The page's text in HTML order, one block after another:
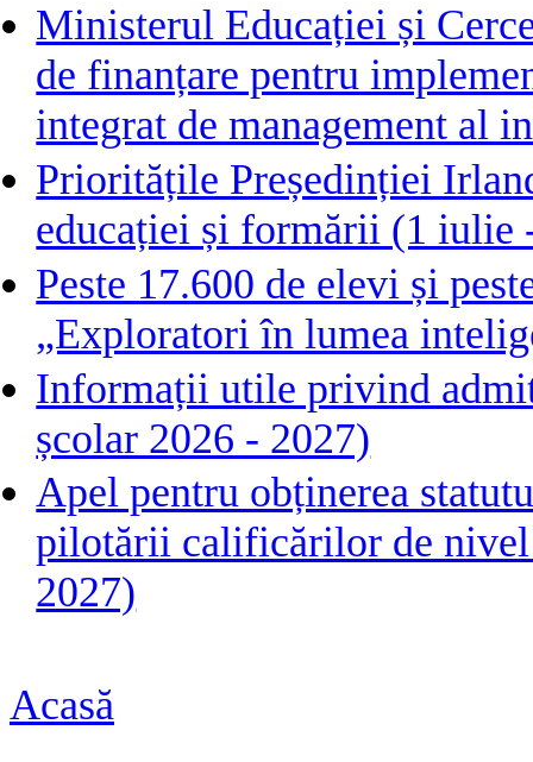
Ministerul Educației și
de finanțare pentru
integrat de management al
Prioritățile Președinției
educației și formării (1 iulie
Peste 17.600 de elevi și
„Exploratori în lumea
Informații utile privind
școlar 2026 - 2027)
Apel pentru obținerea
pilotării calificărilor de
2027)
Eşti aici
Acasă